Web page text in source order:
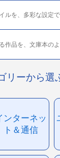
ルを、多彩な設定
作品を、文庫本の
リーから選
ンターネッ
ト＆通信